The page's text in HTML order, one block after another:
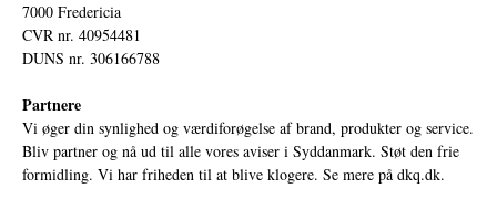
7000 Fredericia
CVR nr. 40954481
DUNS nr. 306166788
Partnere
Vi øger din synlighed og værdiforøgelse af brand, produkter og service.
Bliv partner og nå ud til alle vores aviser i Syddanmark. Støt den frie
formidling. Vi har friheden til at blive klogere. Se mere på dkq.dk.